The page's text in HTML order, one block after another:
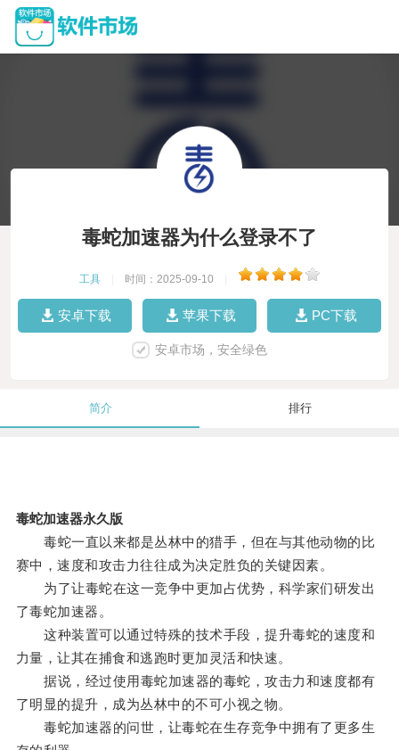
毒蛇加速器为什么登录不了
工具 时间：2025-09-10
安卓下载 苹果下载 PC下载
安卓市场，安全绿色
简介 排行
毒蛇加速器永久版
毒蛇一直以来都是丛林中的猎手，但在与其他动物的比
赛中，速度和攻击力往往成为决定胜负的关键因素。
为了让毒蛇在这一竞争中更加占优势，科学家们研发出
了毒蛇加速器。
这种装置可以通过特殊的技术手段，提升毒蛇的速度和
力量，让其在捕食和逃跑时更加灵活和快速。
据说，经过使用毒蛇加速器的毒蛇，攻击力和速度都有
了明显的提升，成为丛林中的不可小视之物。
毒蛇加速器的问世，让毒蛇在生存竞争中拥有了更多生